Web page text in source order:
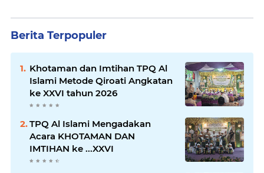
Berita Terpopuler
Khotaman dan Imtihan TPQ Al
Islami Metode Qiroati Angkatan
ke XXVI tahun 2026
TPQ Al Islami Mengadakan
Acara KHOTAMAN DAN
IMTIHAN ke ...XXVI